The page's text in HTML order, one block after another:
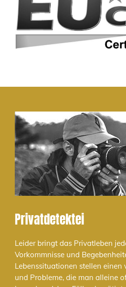
Privatdetektei
Leider bringt das Privatleben
Vorkommnisse und
Lebenssituationen stellen einen
und Probleme, die man alleine